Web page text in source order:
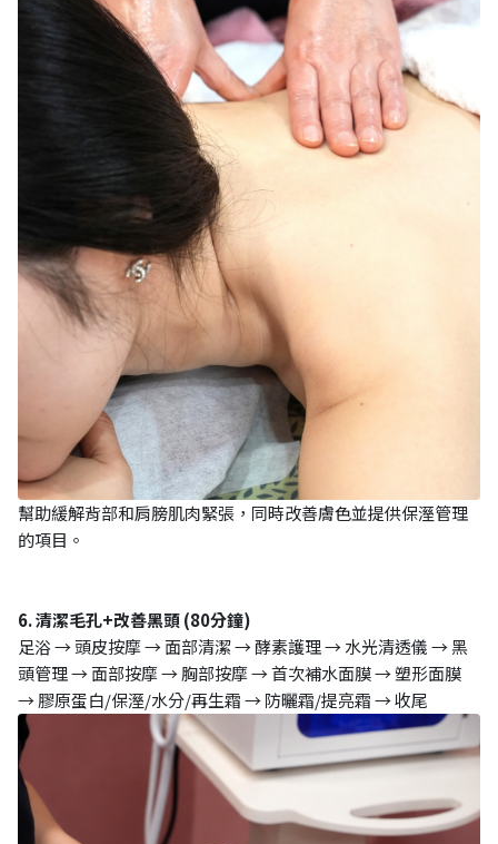
幫助緩解背部和肩膀肌肉緊張，同時改善膚色並提供保溼管理
的項目。
6. 清潔毛孔+改善黑頭 (80分鐘)
足浴 → 頭皮按摩 → 面部清潔 → 酵素護理 → 水光清透儀 → 黑
頭管理 → 面部按摩 → 胸部按摩 → 首次補水面膜 → 塑形面膜
→ 膠原蛋白/保溼/水分/再生霜 → 防曬霜/提亮霜 → 收尾